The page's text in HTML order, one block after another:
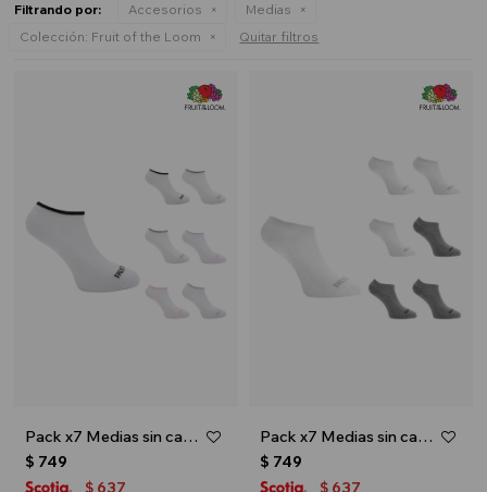
Filtrando por: Accesorios
Medias
Colección: Fruit of the Loom Quitar filtros
Pack x7 Medias sin caña con diseño para dama - Blanco
$ 749
$ 637
Pack x7 Medias sin caña con diseño para dama - Multicolor
$ 749
$ 637